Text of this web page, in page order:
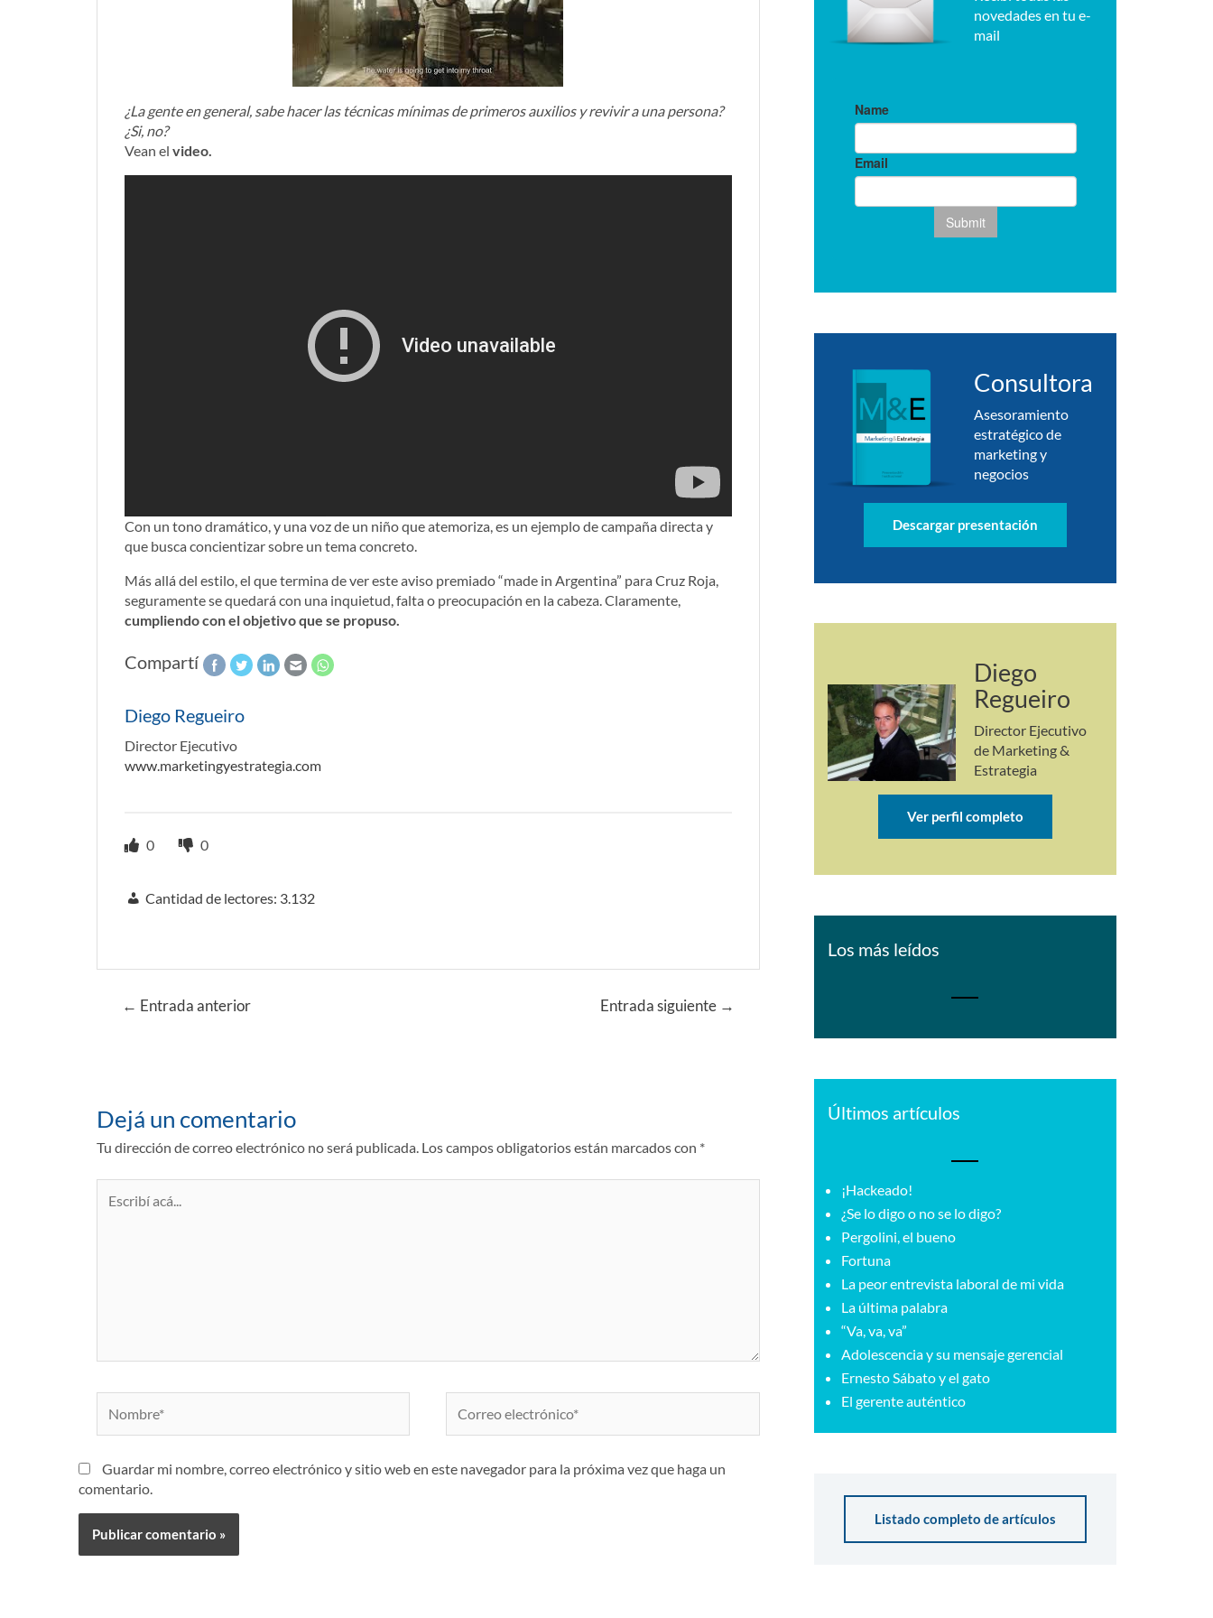
¿La gente en general, sabe hacer las técnicas mínimas de primeros auxilios y revivir a una persona?
¿Si, no?
Vean el video.
Con un tono dramático, y una voz de un niño que atemoriza, es un ejemplo de campaña directa y
que busca concientizar sobre un tema concreto.
Más allá del estilo, el que termina de ver este aviso premiado “made in Argentina” para Cruz Roja,
seguramente se quedará con una inquietud, falta o preocupación en la cabeza. Claramente,
cumpliendo con el objetivo que se propuso.
Compartí
Diego Regueiro
Director Ejecutivo
www.marketingyestrategia.com
0 0
Cantidad de lectores: 3.132
Navegación
← Entrada anterior Entrada siguiente →
Dejá un comentario
Tu dirección de correo electrónico no será publicada. Los campos obligatorios están marcados con *
acá...
electrónico*
Guardar mi nombre, correo electrónico y sitio web en este navegador para la próxima vez que haga un
comentario.
novedades en tu e-
mail
Consultora
Asesoramiento
estratégico de
marketing y
negocios
Descargar presentación
Diego
Regueiro
Director Ejecutivo
de Marketing &
Estrategia
Ver perfil completo
Los más leídos
Últimos artículos
¡Hackeado!
¿Se lo digo o no se lo digo?
Pergolini, el bueno
Fortuna
La peor entrevista laboral de mi vida
La última palabra
“Va, va, va”
Adolescencia y su mensaje gerencial
Ernesto Sábato y el gato
El gerente auténtico
Listado completo de artículos